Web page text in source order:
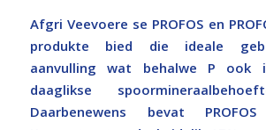
Afgri Veevoere se PROFOS en
produkte bied die ideale
aanvulling wat behalwe P
daaglikse
Daarbenewens bevat